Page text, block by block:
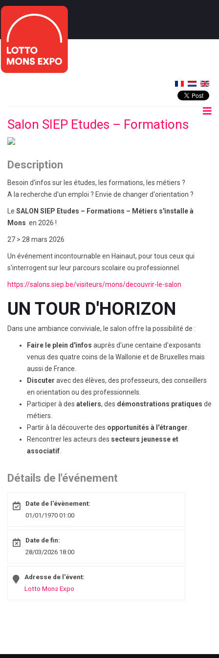
Salon SIEP Etudes – Formations
Description
Besoin d'infos sur les études, les formations, les métiers ?
A la recherche d'un emploi ? Envie de changer d'orientation ?
Le SALON SIEP Etudes – Formations – Métiers s'installe à
Mons en 2026 !
27 > 28 mars 2026
Un événement incontournable en Hainaut, pour tous ceux qui
s'interrogent sur leur parcours scolaire ou professionnel.
https://salons.siep.be/visiteurs/mons/decouvrir-le-salon
UN TOUR D'HORIZON
Dans une ambiance conviviale, le salon offre la possibilité de :
Faire le plein d'infos auprès d'une centaine d'exposants
venus des quatre coins de la Wallonie et de Bruxelles mais
aussi de France.
Discuter avec des élèves, des professeurs, des conseillers
en orientation ou des professionnels.
Participer à des ateliers, des démonstrations pratiques de
métiers.
Partir à la découverte des opportunités à l'étranger
Rencontrer les acteurs des secteurs jeunesse et
associatif
Détails de l'événement
Date de l'évènement:
01/01/1970 01:00
Date de fin:
28/03/2026 18:00
Adresse de l'évent:
Lotto Mons Expo